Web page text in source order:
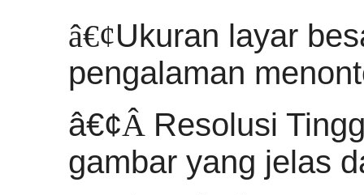
â€¢Ukuran layar
pengalaman
â€¢Â Resolusi
gambar yang jelas